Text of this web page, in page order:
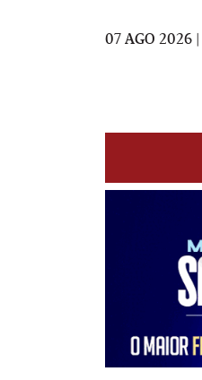
07 AGO 2026 |